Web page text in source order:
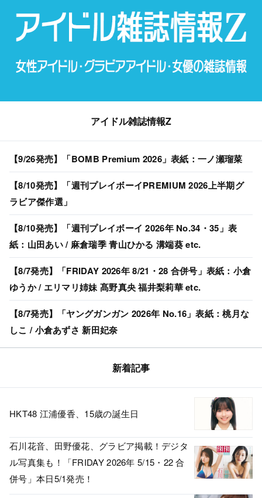
アイドル雑誌情報Z
【9/26発売】「BOMB Premium 2026」表紙：一ノ瀬瑠菜
【8/10発売】「週刊プレイボーイPREMIUM 2026上半期グ
ラビア傑作選」
【8/10発売】「週刊プレイボーイ 2026年 No.34・35」表
紙：山田あい / 麻倉瑞季 青山ひかる 溝端葵 etc.
【8/7発売】「FRIDAY 2026年 8/21・28 合併号」表紙：小倉
ゆうか / エリマリ姉妹 髙野真央 福井梨莉華 etc.
【8/7発売】「ヤングガンガン 2026年 No.16」表紙：桃月な
しこ / 小倉あずさ 新田妃奈
新着記事
HKT48 江浦優香、15歳の誕生日
石川花音、田野優花、グラビア掲載！デジタ
ル写真集も！「FRIDAY 2026年 5/15・22 合
併号」本日5/1発売！